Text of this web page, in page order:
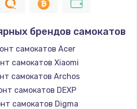
1400 руб.
Заказать
электронного модуля
управления
600 руб.
брендов самокатов
самокатов Acer
самокатов Xiaomi
самокатов Archos
самокатов DEXP
самокатов Digma